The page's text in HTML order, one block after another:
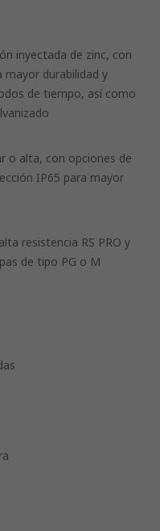
inyectada de zinc, con
mayor durabilidad y
de tiempo, así como
o alta, con opciones de
IP65 para mayor
resistencia RS PRO y
de tipo PG o M